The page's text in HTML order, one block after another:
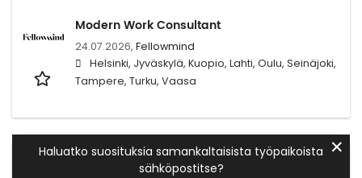
Modern Work Consultant
24.07.2026, Fellowmind
Helsinki, Jyväskylä, Kuopio, Lahti, Oulu, Seinäjoki,
Tampere, Turku, Vaasa
Haluatko suosituksia samankaltaisista työpaikoista
sähköpostitse?
✕